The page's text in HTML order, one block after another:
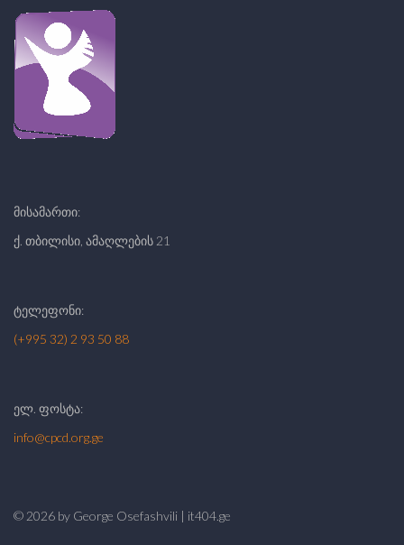
მისამართი:
ქ. თბილისი, ამაღლების 21
ტელეფონი:
(+995 32) 2 93 50 88
ელ. ფოსტა:
info@cpcd.org.ge
© 2026 by George Osefashvili | it404.ge